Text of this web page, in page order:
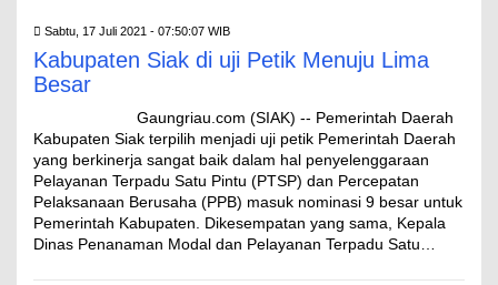
Sabtu, 17 Juli 2021 - 07:50:07 WIB
Kabupaten Siak di uji Petik Menuju Lima
Besar
Gaungriau.com (SIAK) -- Pemerintah Daerah
Kabupaten Siak terpilih menjadi uji petik Pemerintah Daerah
yang berkinerja sangat baik dalam hal penyelenggaraan
Pelayanan Terpadu Satu Pintu (PTSP) dan Percepatan
Pelaksanaan Berusaha (PPB) masuk nominasi 9 besar untuk
Pemerintah Kabupaten. Dikesempatan yang sama, Kepala
Dinas Penanaman Modal dan Pelayanan Terpadu Satu…